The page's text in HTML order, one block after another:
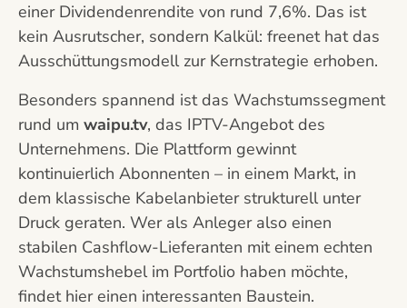
einer Dividendenrendite von rund 7,6%. Das ist
kein Ausrutscher, sondern Kalkül: freenet hat das
Ausschüttungsmodell zur Kernstrategie erhoben.
Besonders spannend ist das Wachstumssegment
rund um waipu.tv, das IPTV-Angebot des
Unternehmens. Die Plattform gewinnt
kontinuierlich Abonnenten – in einem Markt, in
dem klassische Kabelanbieter strukturell unter
Druck geraten. Wer als Anleger also einen
stabilen Cashflow-Lieferanten mit einem echten
Wachstumshebel im Portfolio haben möchte,
findet hier einen interessanten Baustein.